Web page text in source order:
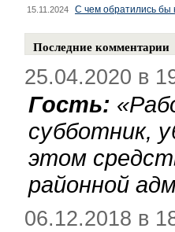
15.11.2024 С чем обратились бы
Последние комментарии
25.04.2020 в
Гость: «
субботник,
этом
районной
06.12.2018 в